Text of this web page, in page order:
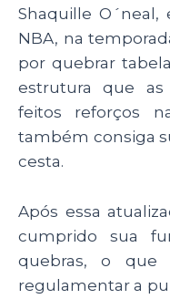
Shaquille
NBA, na
por quebrar
estrutura que as
feitos reforços
também consiga
cesta.
Após essa
cumprido sua
quebras, o
regulamentar a